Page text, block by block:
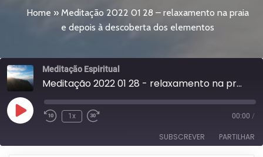
Home » Meditação 2022 01 28 – relaxamento na praia
e depois à descoberta dos elementos
Meditação Espiritual
Meditação 2022 01 28 - relaxamento na praia e depois à descoberta dos elementos
Reproduzir
episódio
1x 00:00 /
SUBSCREVER PARTILHAR